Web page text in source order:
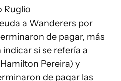
Ruglio
a Wanderers por
de pagar, más
indicar si se refería a
Pereira) y
de pagar las